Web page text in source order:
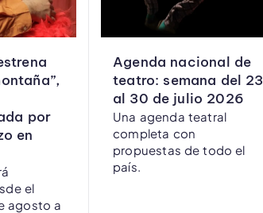
por
en
el
agosto a
Agenda nacional de
teatro: semana del 23
al 30 de julio 2026
Una agenda teatral
completa con
propuestas de todo el
país.